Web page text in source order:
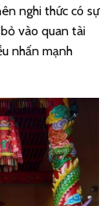
nghi thức có sự
vào quan tài
nhấn mạnh